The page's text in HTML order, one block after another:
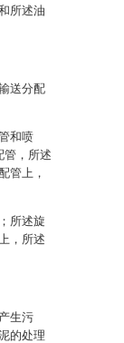
所述油
送分配
和喷
管，所述
管上，
所述旋
，所述
生污
的处理